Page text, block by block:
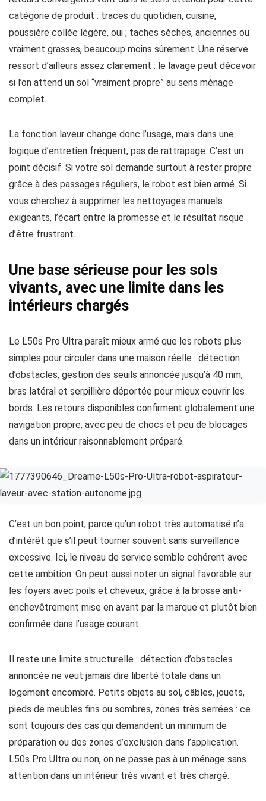
catégorie de produit : traces du quotidien, cuisine,
poussière collée légère, oui ; taches sèches, anciennes ou
vraiment grasses, beaucoup moins sûrement. Une réserve
ressort d’ailleurs assez clairement : le lavage peut décevoir
si l’on attend un sol “vraiment propre” au sens ménage
complet.
La fonction laveur change donc l’usage, mais dans une
logique d’entretien fréquent, pas de rattrapage. C’est un
point décisif. Si votre sol demande surtout à rester propre
grâce à des passages réguliers, le robot est bien armé. Si
vous cherchez à supprimer les nettoyages manuels
exigeants, l’écart entre la promesse et le résultat risque
d’être frustrant.
Une base sérieuse pour les sols
vivants, avec une limite dans les
intérieurs chargés
Le L50s Pro Ultra paraît mieux armé que les robots plus
simples pour circuler dans une maison réelle : détection
d’obstacles, gestion des seuils annoncée jusqu’à 40 mm,
bras latéral et serpillière déportée pour mieux couvrir les
bords. Les retours disponibles confirment globalement une
navigation propre, avec peu de chocs et peu de blocages
dans un intérieur raisonnablement préparé.
C’est un bon point, parce qu’un robot très automatisé n’a
d’intérêt que s’il peut tourner souvent sans surveillance
excessive. Ici, le niveau de service semble cohérent avec
cette ambition. On peut aussi noter un signal favorable sur
les foyers avec poils et cheveux, grâce à la brosse anti-
enchevêtrement mise en avant par la marque et plutôt bien
confirmée dans l’usage courant.
Il reste une limite structurelle : détection d’obstacles
annoncée ne veut jamais dire liberté totale dans un
logement encombré. Petits objets au sol, câbles, jouets,
pieds de meubles fins ou sombres, zones très serrées : ce
sont toujours des cas qui demandent un minimum de
préparation ou des zones d’exclusion dans l’application.
L50s Pro Ultra ou non, on ne passe pas à un ménage sans
attention dans un intérieur très vivant et très chargé.